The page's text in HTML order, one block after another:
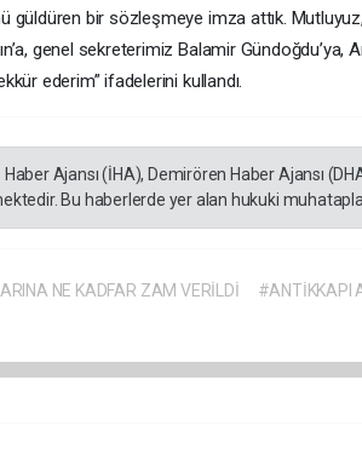
güldüren bir sözleşmeye imza attık.
genel sekreterimiz Balamir
ederim” ifadelerini kullandı.
Ajansı (İHA), Demirören Haber Ajansı
Bu haberlerde yer alan hukuki
NE KADFAR ZAM VERİLDİ #ANTİKKAPI